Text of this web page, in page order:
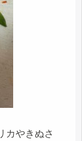
カやきぬさ